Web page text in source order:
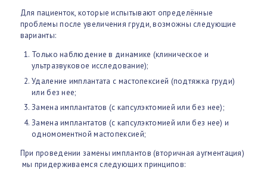
Для пациенток, которые испытывают определённые
проблемы после увеличения груди, возможны следующие
варианты:
Только наблюдение в динамике (клиническое и
ультразвуковое исследование);
Удаление имплантата с мастопексией (подтяжка груди)
или без нее;
Замена имплантатов (с капсулэктомией или без нее);
Замена имплантатов (с капсулэктомией или без нее) и
одномоментной мастопексией;
При проведении замены имплантов (вторичная аугментация)
мы придерживаемся следующих принципов: